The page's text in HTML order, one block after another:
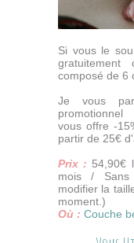
Si vous le
composé de 6
Je vous
promotionnel
vous offre -
partir de 25€
Prix : 54,90€
mois / Sans
modifier la
moment.)
Où : Couche